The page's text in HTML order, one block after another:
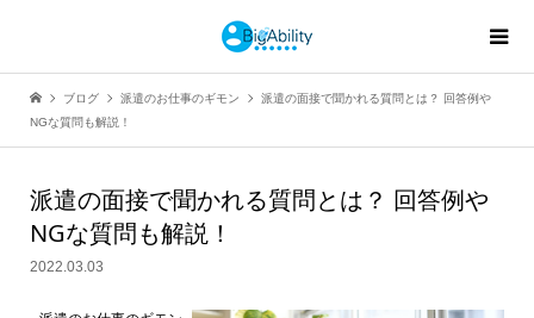
ブログ 派遣のお仕事のギモン
派遣の面接で聞かれる質問とは？ 回答例や
NGな質問も解説！
派遣の面接で聞かれる質問とは？ 回答例や
NGな質問も解説！
2022.03.03